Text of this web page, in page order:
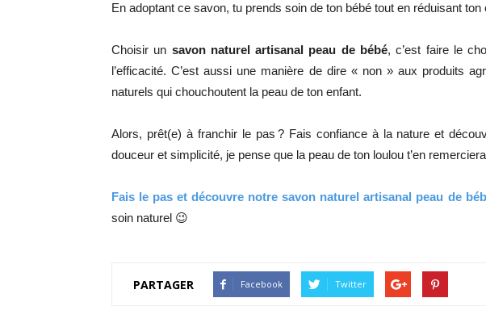
En adoptant ce savon, tu prends soin de ton bébé tout en réduisant ton
Choisir un savon naturel artisanal peau de bébé, c’est faire le
l’efficacité. C’est aussi une manière de dire « non » aux produits
naturels qui chouchoutent la peau de ton enfant.
Alors, prêt(e) à franchir le pas ? Fais confiance à la nature et
douceur et simplicité, je pense que la peau de ton loulou t’en
Fais le pas et découvre notre savon naturel artisanal peau de
soin naturel 😉
PARTAGER Facebook Twitter